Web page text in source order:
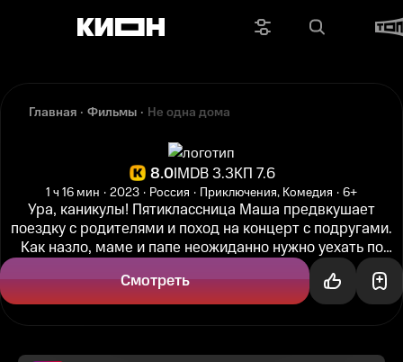
Главная Фильмы Не одна дома
8.0IMDB 3.3КП 7.6
1 ч 16 мин 2023 Россия Приключения, Комедия 6+
Ура, каникулы! Пятиклассница Маша предвкушает
поездку с родителями и поход на концерт с подругами.
Как назло, маме и папе неожиданно нужно уехать по
делам. Они оставляют дочь...
Смотреть